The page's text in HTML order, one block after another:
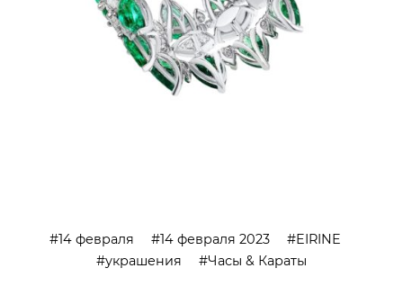
14 февраля 14 февраля 2023
EIRINE
украшения
Часы & Караты